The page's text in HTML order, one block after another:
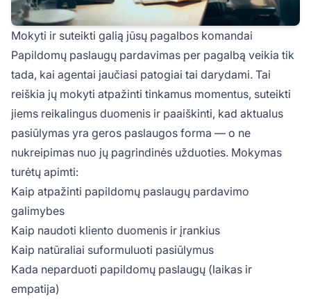
Mokyti ir suteikti galią jūsų pagalbos komandai
Papildomų paslaugų pardavimas per pagalbą veikia tik
tada, kai agentai jaučiasi patogiai tai darydami. Tai
reiškia jų mokyti atpažinti tinkamus momentus, suteikti
jiems reikalingus duomenis ir paaiškinti, kad aktualus
pasiūlymas yra geros paslaugos forma — o ne
nukreipimas nuo jų pagrindinės užduoties. Mokymas
turėtų apimti:
Kaip atpažinti papildomų paslaugų pardavimo
galimybes
Kaip naudoti kliento duomenis ir įrankius
Kaip natūraliai suformuluoti pasiūlymus
Kada neparduoti papildomų paslaugų (laikas ir
empatija)